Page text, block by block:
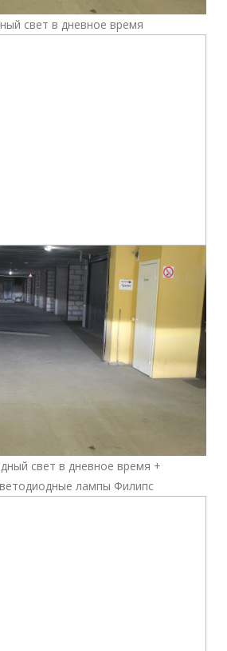
свет в дневное время
свет в дневное время +
лампы Филипс